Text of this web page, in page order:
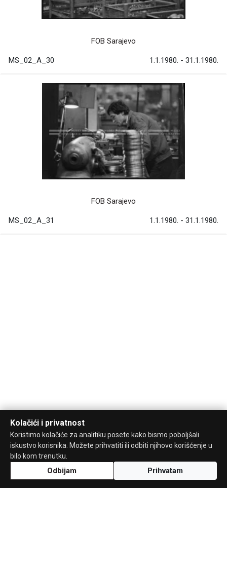
FOB Sarajevo
MS_02_A_30 1.1.1980. - 31.1.1980.
FOB Sarajevo
MS_02_A_31 1.1.1980. - 31.1.1980.
Kolačići i privatnost
Koristimo kolačiće za analitiku posete kako bismo poboljšali
iskustvo korisnika. Možete prihvatiti ili odbiti njihovo korišćenje u
bilo kom trenutku.
Odbijam Prihvatam